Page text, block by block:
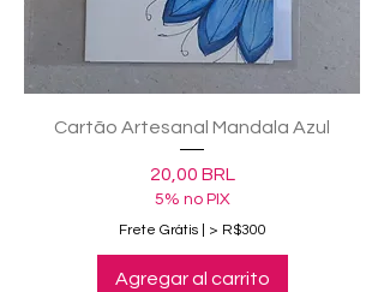
Cartão Artesanal Mandala Azul
Precio
20,00 BRL
5% no PIX
Frete Grátis | > R$300
Agregar al carrito